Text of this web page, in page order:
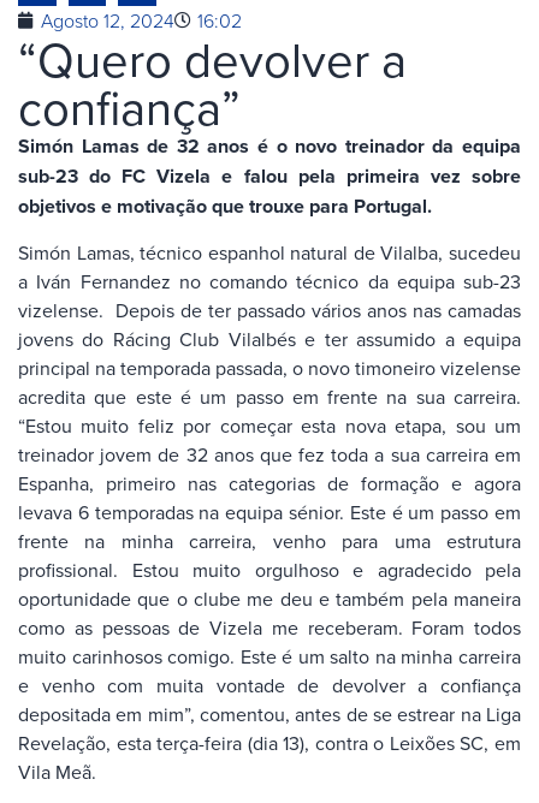
Agosto 12, 2024 16:02
“Quero devolver a
confiança”
Simón Lamas de 32 anos é o novo treinador da equipa
sub-23 do FC Vizela e falou pela primeira vez sobre
objetivos e motivação que trouxe para Portugal.
Simón Lamas, técnico espanhol natural de Vilalba, sucedeu
a Iván Fernandez no comando técnico da equipa sub-23
vizelense. Depois de ter passado vários anos nas camadas
jovens do Rácing Club Vilalbés e ter assumido a equipa
principal na temporada passada, o novo timoneiro vizelense
acredita que este é um passo em frente na sua carreira.
“Estou muito feliz por começar esta nova etapa, sou um
treinador jovem de 32 anos que fez toda a sua carreira em
Espanha, primeiro nas categorias de formação e agora
levava 6 temporadas na equipa sénior. Este é um passo em
frente na minha carreira, venho para uma estrutura
profissional. Estou muito orgulhoso e agradecido pela
oportunidade que o clube me deu e também pela maneira
como as pessoas de Vizela me receberam. Foram todos
muito carinhosos comigo. Este é um salto na minha carreira
e venho com muita vontade de devolver a confiança
depositada em mim”, comentou, antes de se estrear na Liga
Revelação, esta terça-feira (dia 13), contra o Leixões SC, em
Vila Meã.